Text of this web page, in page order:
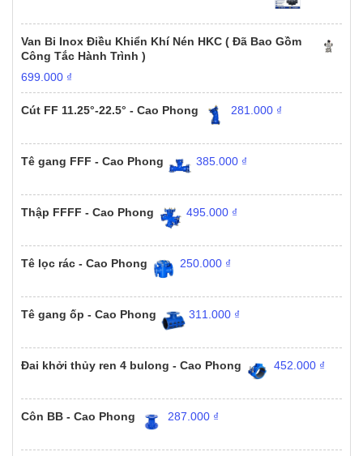
Van Bi Inox Điều Khiển Khí Nén HKC ( Đã Bao Gồm
Công Tắc Hành Trình )
699.000 ₫
Cút FF 11.25°-22.5° - Cao Phong 281.000 ₫
Tê gang FFF - Cao Phong 385.000 ₫
Thập FFFF - Cao Phong 495.000 ₫
Tê lọc rác - Cao Phong 250.000 ₫
Tê gang ốp - Cao Phong 311.000 ₫
Đai khởi thủy ren 4 bulong - Cao Phong 452.000 ₫
Côn BB - Cao Phong 287.000 ₫